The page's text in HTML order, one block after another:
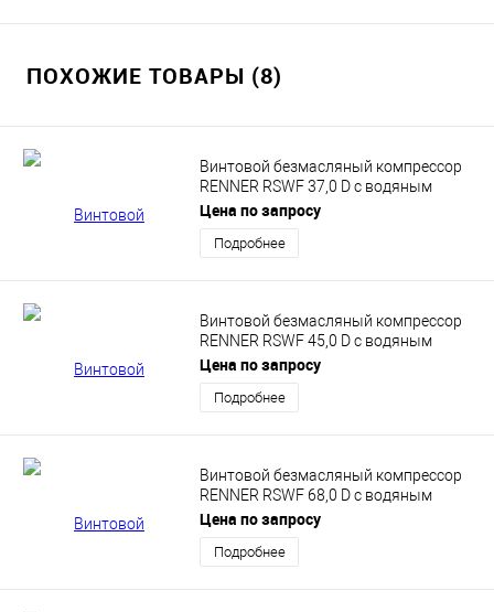
ПОХОЖИЕ ТОВАРЫ (8)
Винтовой безмасляный компрессор
RENNER RSWF 37,0 D с водяным
впрыском
Цена по запросу
Подробнее
Винтовой безмасляный компрессор
RENNER RSWF 45,0 D с водяным
впрыском
Цена по запросу
Подробнее
Винтовой безмасляный компрессор
RENNER RSWF 68,0 D с водяным
впрыском
Цена по запросу
Подробнее